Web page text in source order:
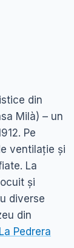
din
Milà) – un
Pe
ventilație și
La
şi
diverse
din
La Pedrera